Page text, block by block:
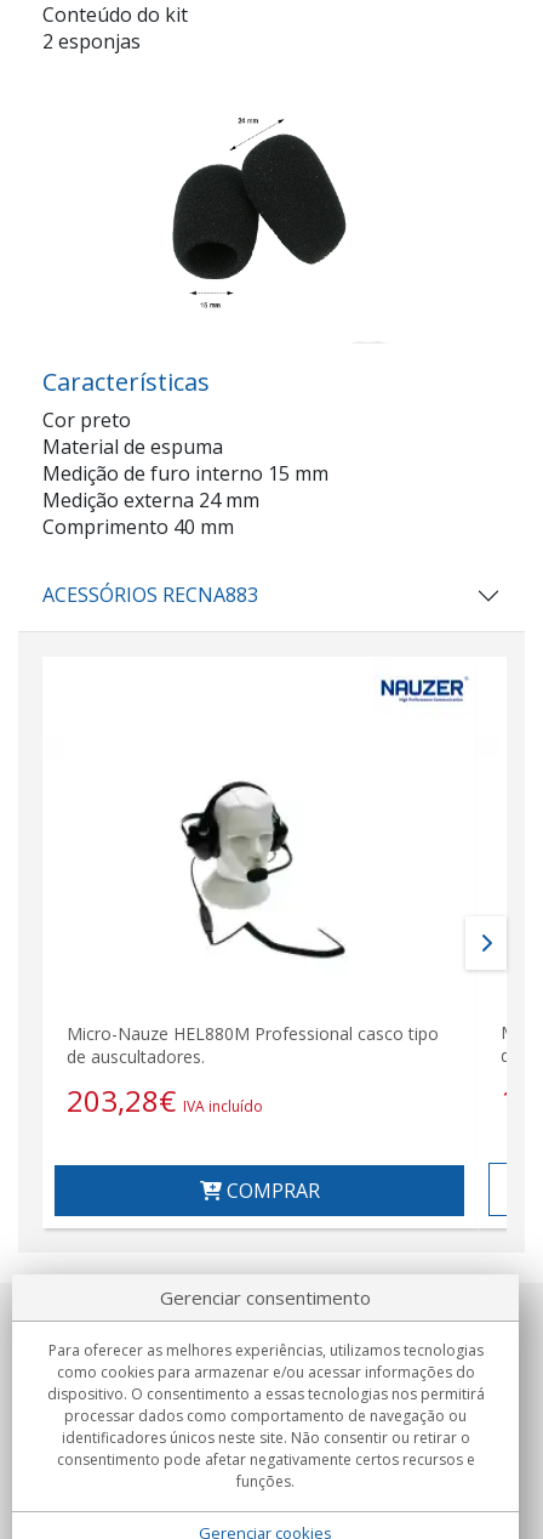
Conteúdo do kit
2 esponjas
Características
Cor preto
Material de espuma
Medição de furo interno 15 mm
Medição externa 24 mm
Comprimento 40 mm
ACESSÓRIOS RECNA883
Micro-Nauze HEL880M Professional casco tipo
de auscultadores.
203,28€ IVA incluído
COMPRAR
de
Sobre nosotros
Compromissos
Compras
Gerenciar consentimento
Para oferecer as melhores experiências, utilizamos tecnologias
como cookies para armazenar e/ou acessar informações do
dispositivo. O consentimento a essas tecnologias nos permitirá
processar dados como comportamento de navegação ou
identificadores únicos neste site. Não consentir ou retirar o
consentimento pode afetar negativamente certos recursos e
funções.
Gerenciar cookies